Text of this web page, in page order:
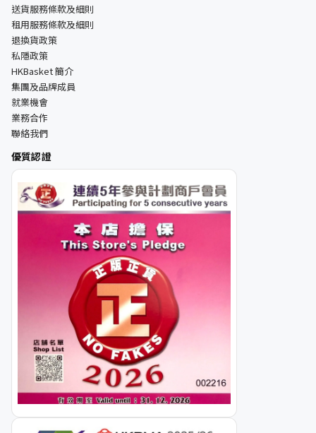
送貨服務條款及細則
租用服務條款及細則
退換貨政策
私隱政策
HKBasket 簡介
集團及品牌成員
就業機會
業務合作
聯絡我們
優質認證